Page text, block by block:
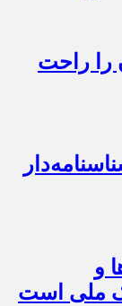
را راحت
و
ملی است